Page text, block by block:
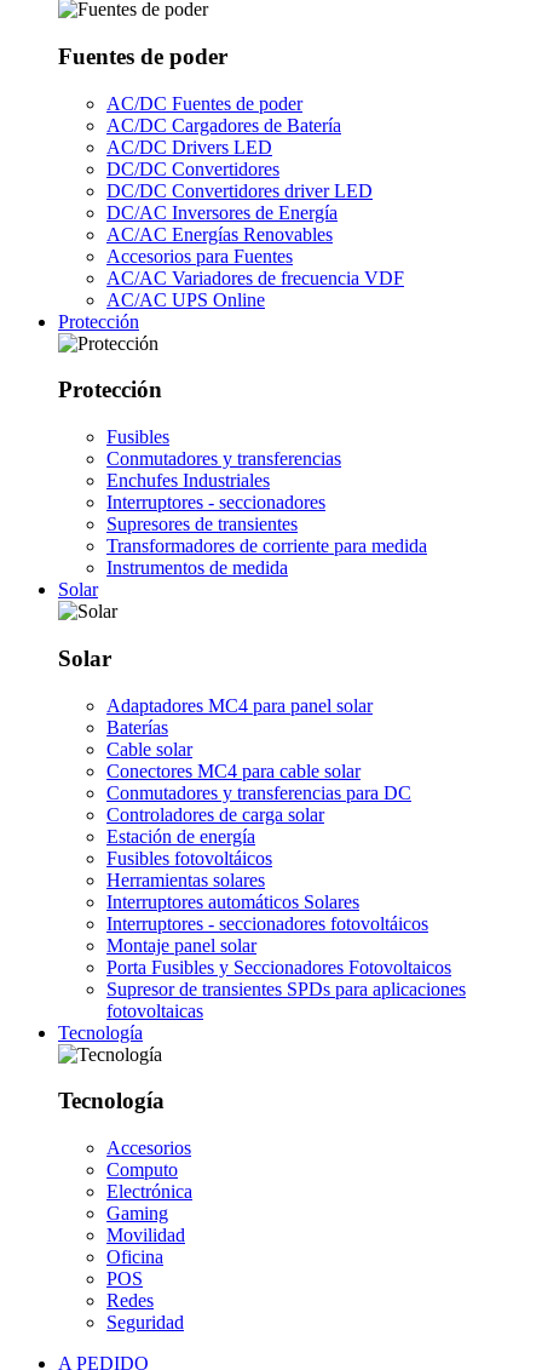
Fuentes de poder
AC/DC Fuentes de poder
AC/DC Cargadores de Batería
AC/DC Drivers LED
DC/DC Convertidores
DC/DC Convertidores driver LED
DC/AC Inversores de Energía
AC/AC Energías Renovables
Accesorios para Fuentes
AC/AC Variadores de frecuencia VDF
AC/AC UPS Online
Protección
Protección
Fusibles
Conmutadores y transferencias
Enchufes Industriales
Interruptores - seccionadores
Supresores de transientes
Transformadores de corriente para medida
Instrumentos de medida
Solar
Solar
Adaptadores MC4 para panel solar
Baterías
Cable solar
Conectores MC4 para cable solar
Conmutadores y transferencias para DC
Controladores de carga solar
Estación de energía
Fusibles fotovoltáicos
Herramientas solares
Interruptores automáticos Solares
Interruptores - seccionadores fotovoltáicos
Montaje panel solar
Porta Fusibles y Seccionadores Fotovoltaicos
Supresor de transientes SPDs para aplicaciones
fotovoltaicas
Tecnología
Tecnología
Accesorios
Computo
Electrónica
Gaming
Movilidad
Oficina
POS
Redes
Seguridad
A PEDIDO